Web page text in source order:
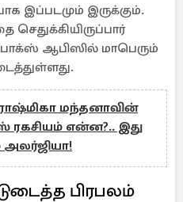
இப்படமும் இருக்கும்.
ஆபிஸில் மாபெரும்
மந்தனாவின்
ரகசியம் என்ன?.. இது
பிரபலம்